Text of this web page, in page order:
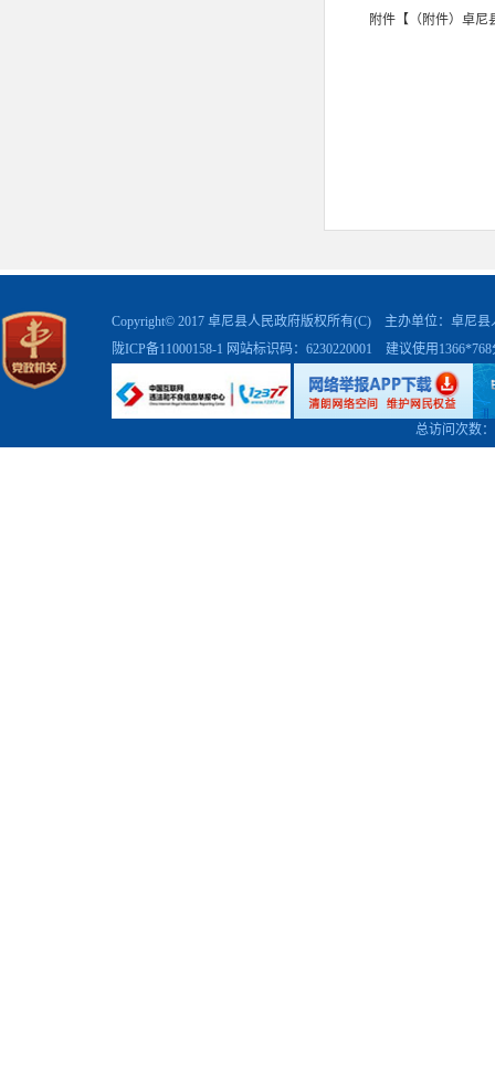
附件【 （附件）卓
Copyright© 2017 卓尼县人民政府版权所有(C) 主办单位：卓尼
陇ICP备11000158-1 网站标识码：6230220001 建议使用
总访问次数：